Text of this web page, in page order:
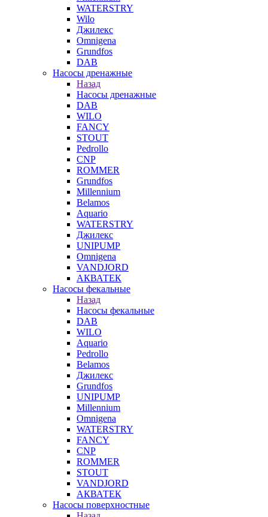
WATERSTRY
Wilo
Джилекс
Omnigena
Grundfos
DAB
Насосы дренажные
Назад
Насосы дренажные
DAB
WILO
FANCY
STOUT
Pedrollo
CNP
ROMMER
Grundfos
Millennium
Belamos
Aquario
WATERSTRY
Джилекс
UNIPUMP
Omnigena
VANDJORD
АКВАТЕК
Насосы фекальные
Назад
Насосы фекальные
DAB
WILO
Aquario
Pedrollo
Belamos
Джилекс
Grundfos
UNIPUMP
Millennium
Omnigena
WATERSTRY
FANCY
CNP
ROMMER
STOUT
VANDJORD
АКВАТЕК
Насосы поверхностные